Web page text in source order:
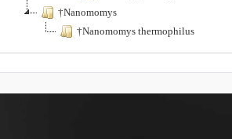
†Nanomomys
†Nanomomys thermophilus